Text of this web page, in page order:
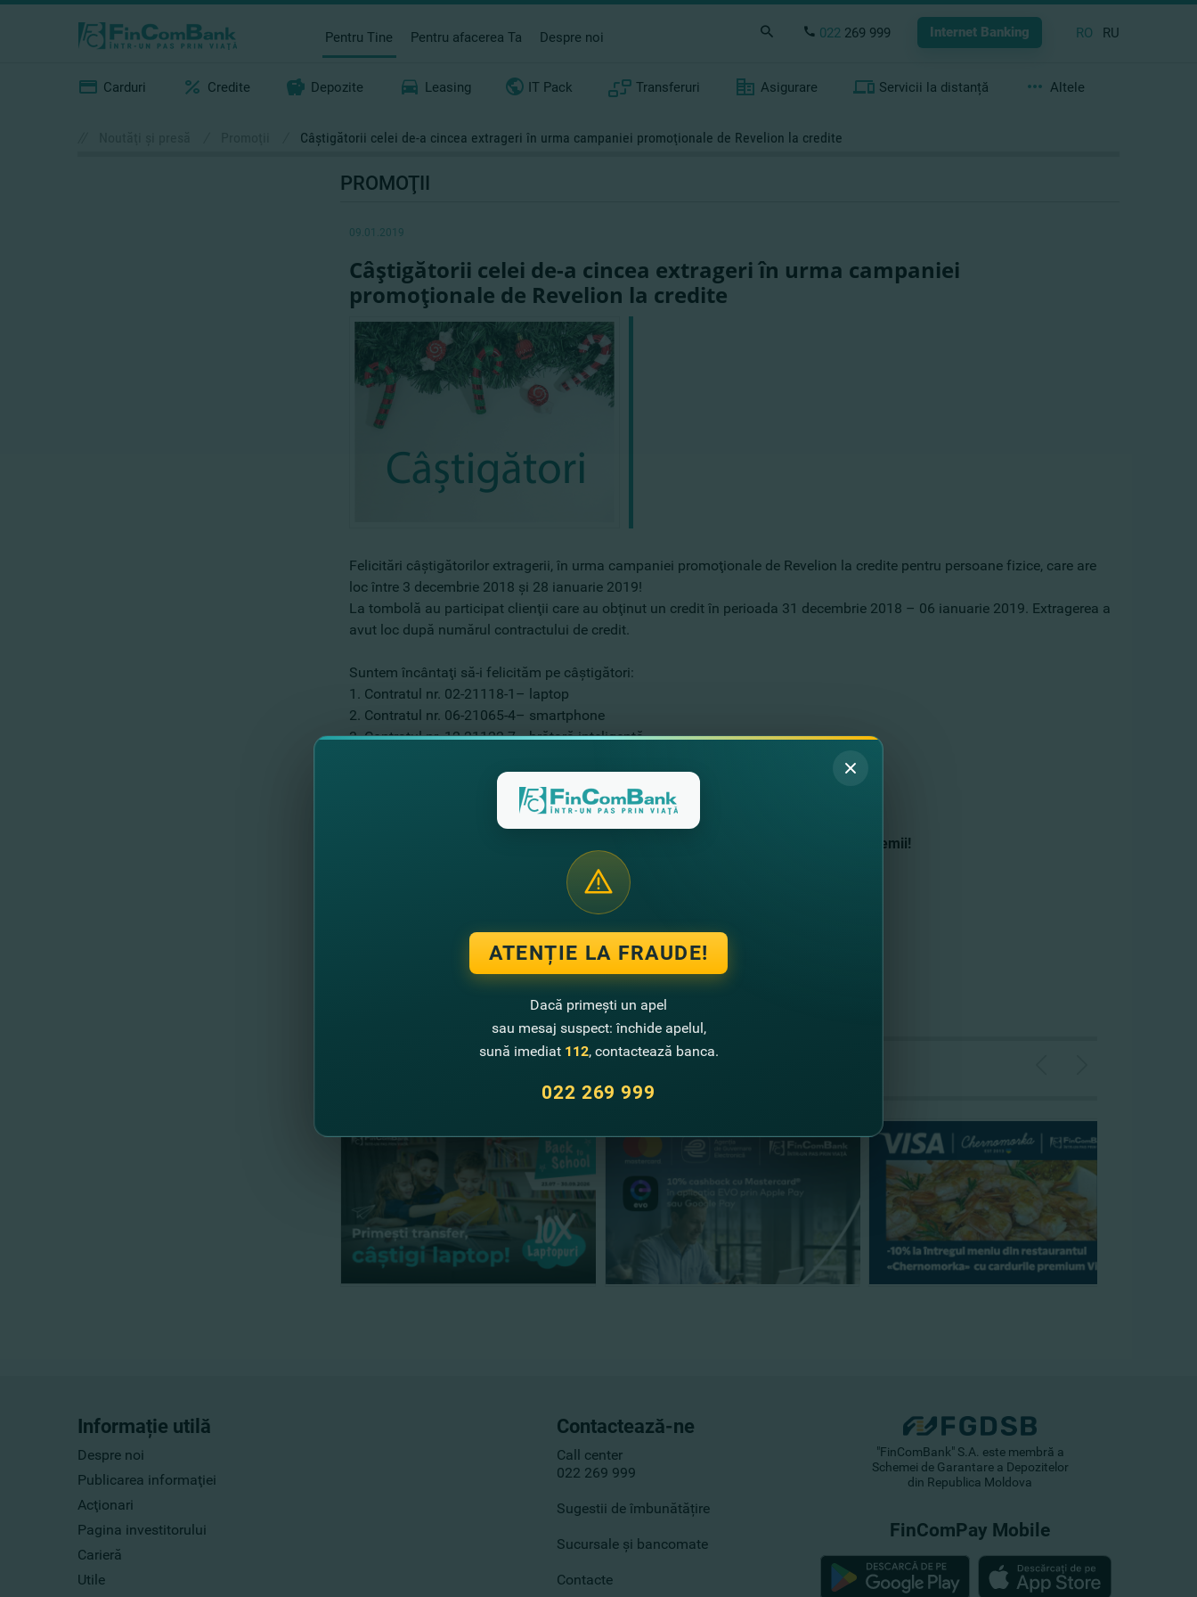
Pentru Tine Pentru afacerea Ta Despre noi 022 269 999 Internet Banking RO RU
Carduri Credite Depozite Leasing IT Pack Transferuri Asigurare Servicii la distanță Altele
Câştigătorii celei de-a cincea extrageri în urma campaniei promoţionale de Revelion la credite
PROMOŢII
09.01.2019
Câştigătorii celei de-a cincea extrageri în urma campaniei
promoţionale de Revelion la credite
Felicitări câştigătorilor extragerii, în urma campaniei promoţionale de Revelion la credite pentru persoane fizice, care are
loc între 3 decembrie 2018 şi 28 ianuarie 2019!
La tombolă au participat clienţii care au obţinut un credit în perioada 31 decembrie 2018 – 06 ianuarie 2019. Extragerea a
avut loc după numărul contractului de credit.
Suntem încântaţi să-i felicităm pe câştigători:
1. Contratul nr. 02-21118-1– laptop
2. Contratul nr. 06-21065-4– smartphone
3. Contratul nr. 12-21122-7– brăţară inteligentă
5. Contratul nr. 04-21086-1– tester pentru apă
În curând, urmează să contactăm câştigătorii pentru înmânarea premiilor.
Campania promoţională continuă! Nu rata şansa de a câştiga unul din cele 40 de premii!
Mai multe detalii despre campania promoţională de Revelion
Informație utilă
Despre noi
Publicarea informaţiei
Acţionari
Pagina investitorului
Carieră
Utile
Contactează-ne
Call center
022 269 999
Sugestii de îmbunătățire
Sucursale și bancomate
Contacte
"FinComBank" S.A. este membră a
Schemei de Garantare a Depozitelor
din Republica Moldova
FinComPay Mobile
ATENȚIE LA FRAUDE!
Dacă primești un apel
sau mesaj suspect: închide apelul,
sună imediat 112, contactează banca.
022 269 999